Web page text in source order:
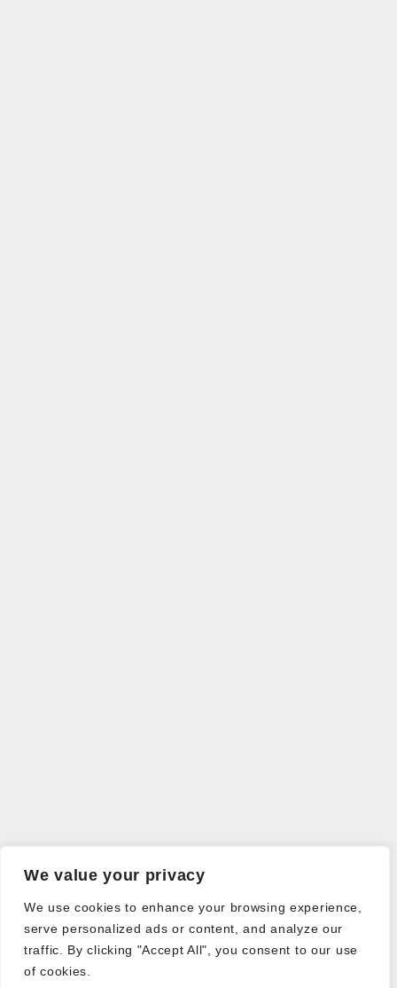
We value your privacy
We use cookies to enhance your browsing experience,
serve personalized ads or content, and analyze our
traffic. By clicking "Accept All", you consent to our use
of cookies.